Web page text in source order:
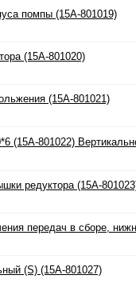
помпы (15A-801019)
(15A-801020)
(15A-801021)
(15A-801022)
редуктора (15A-
передач в сборе,
(S) (15A-801027)